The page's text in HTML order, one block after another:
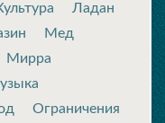
Ладан
Мед
Мирра
Ограничения